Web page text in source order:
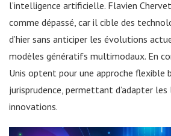
l’intelligence artificielle. Flavien
comme dépassé, car il cible des
d’hier sans anticiper les évolutions
modèles génératifs multimodaux. En
Unis optent pour une approche flexible
jurisprudence, permettant d’adapter
innovations.